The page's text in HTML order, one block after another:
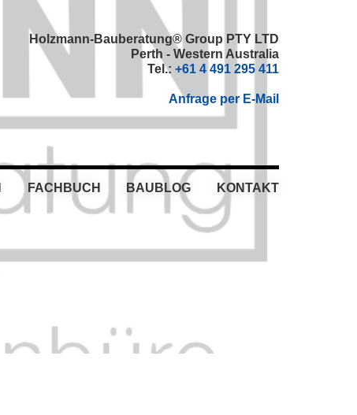
Holzmann-Bauberatung® Group PTY LTD
Perth - Western Australia
Tel.: +61 4 491 295 411
Anfrage per E-Mail
FACHBUCH BAUBLOG KONTAKT